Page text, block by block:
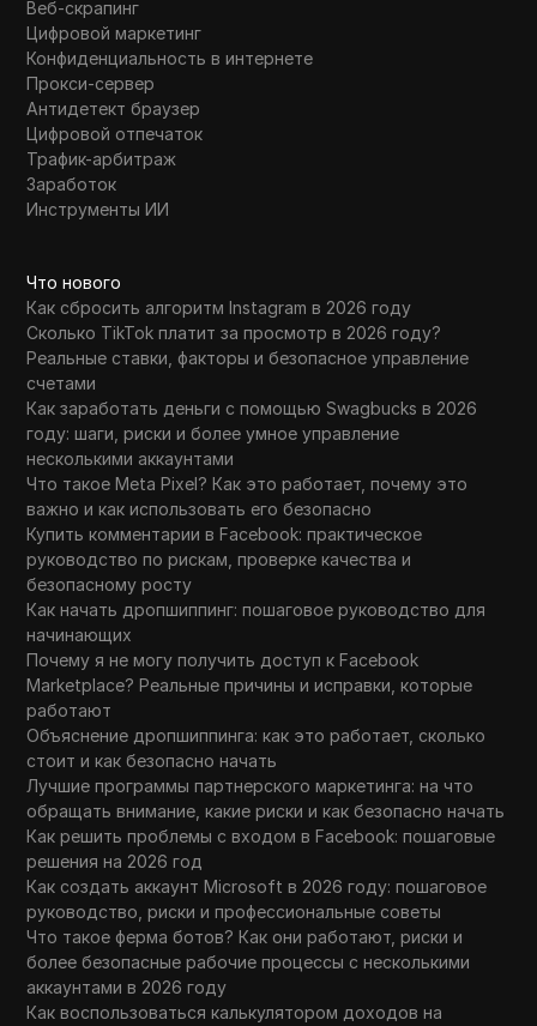
Веб-скрапинг
Цифровой маркетинг
Конфиденциальность в интернете
Прокси-сервер
Антидетект браузер
Цифровой отпечаток
Трафик-арбитраж
Заработок
Инструменты ИИ
Что нового
Как сбросить алгоритм Instagram в 2026 году
Сколько TikTok платит за просмотр в 2026 году?
Реальные ставки, факторы и безопасное управление
счетами
Как заработать деньги с помощью Swagbucks в 2026
году: шаги, риски и более умное управление
несколькими аккаунтами
Что такое Meta Pixel? Как это работает, почему это
важно и как использовать его безопасно
Купить комментарии в Facebook: практическое
руководство по рискам, проверке качества и
безопасному росту
Как начать дропшиппинг: пошаговое руководство для
начинающих
Почему я не могу получить доступ к Facebook
Marketplace? Реальные причины и исправки, которые
работают
Объяснение дропшиппинга: как это работает, сколько
стоит и как безопасно начать
Лучшие программы партнерского маркетинга: на что
обращать внимание, какие риски и как безопасно начать
Как решить проблемы с входом в Facebook: пошаговые
решения на 2026 год
Как создать аккаунт Microsoft в 2026 году: пошаговое
руководство, риски и профессиональные советы
Что такое ферма ботов? Как они работают, риски и
более безопасные рабочие процессы с несколькими
аккаунтами в 2026 году
Как воспользоваться калькулятором доходов на